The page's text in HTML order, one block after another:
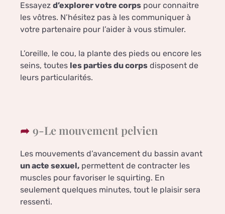
Essayez d’explorer votre corps pour connaitre
les vôtres. N’hésitez pas à les communiquer à
votre partenaire pour l’aider à vous stimuler.
L’oreille, le cou, la plante des pieds ou encore les
seins, toutes les parties du corps disposent de
leurs particularités.
9-Le mouvement pelvien
Les mouvements d’avancement du bassin avant
un acte sexuel, permettent de contracter les
muscles pour favoriser le squirting. En
seulement quelques minutes, tout le plaisir sera
ressenti.